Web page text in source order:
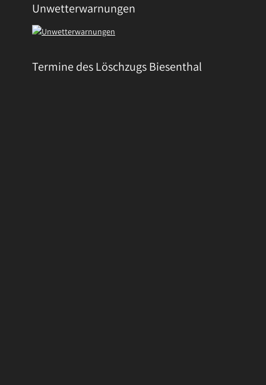
Unwetterwarnungen
Termine des Löschzugs Biesenthal